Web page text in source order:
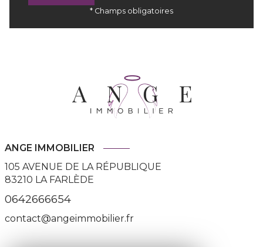
* Champs obligatoires
ANGE IMMOBILIER
105 AVENUE DE LA RÉPUBLIQUE
83210 LA FARLÈDE
0642666654
contact@angeimmobilier.fr